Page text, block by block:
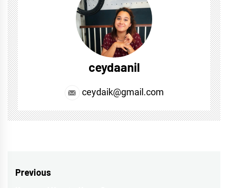
ceydaanil
ceydaik@gmail.com
Post
Previous